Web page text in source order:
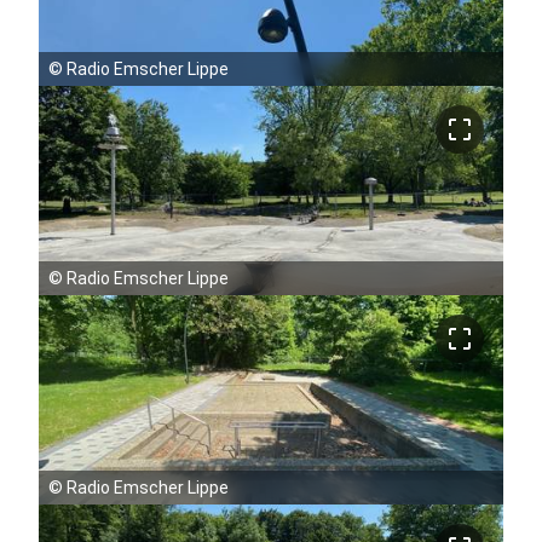
© Radio Emscher Lippe
crop_free
© Radio Emscher Lippe
crop_free
© Radio Emscher Lippe